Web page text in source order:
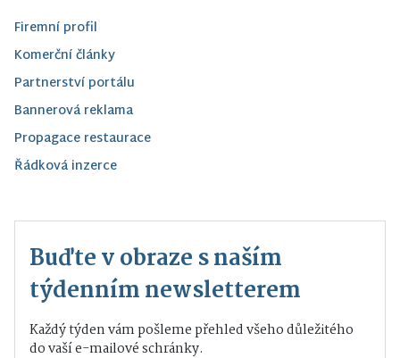
Firemní profil
Komerční články
Partnerství portálu
Bannerová reklama
Propagace restaurace
Řádková inzerce
Buďte v obraze s naším
týdenním newsletterem
Každý týden vám pošleme přehled všeho důležitého
do vaší e-mailové schránky.